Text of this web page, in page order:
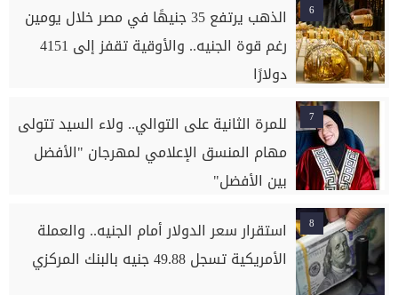
6
الذهب يرتفع 35 جنيهًا في مصر خلال يومين
رغم قوة الجنيه.. والأوقية تقفز إلى 4151
دولارًا
7
للمرة الثانية على التوالي.. ولاء السيد تتولى
مهام المنسق الإعلامي لمهرجان "الأفضل
بين الأفضل"
8
استقرار سعر الدولار أمام الجنيه.. والعملة
الأمريكية تسجل 49.88 جنيه بالبنك المركزي